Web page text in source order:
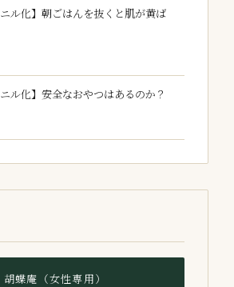
ル化】朝ごはんを抜くと肌が黄ば
ル化】安全なおやつはあるのか？
胡蝶庵（女性専用）